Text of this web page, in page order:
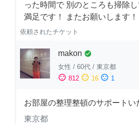
った時間で 別のところも掃除
満足です！ またお願いします！
依頼されたチケット
makon check_circle
女性 / 60代 / 東京都
sentiment_satisfied 812 sentiment_neutral 16 sentiment_dissatisfied 1
お部屋の整理整頓のサポートい
東京都